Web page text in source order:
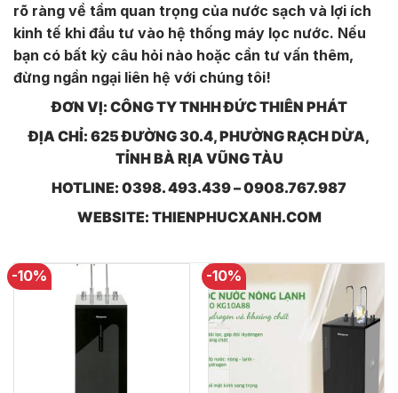
rõ ràng về tầm quan trọng của nước sạch và lợi ích
kinh tế khi đầu tư vào hệ thống máy lọc nước. Nếu
bạn có bất kỳ câu hỏi nào hoặc cần tư vấn thêm,
đừng ngần ngại liên hệ với chúng tôi!
ĐƠN VỊ: CÔNG TY TNHH ĐỨC THIÊN PHÁT
ĐỊA CHỈ: 625 ĐƯỜNG 30.4, PHƯỜNG RẠCH DỪA,
TỈNH BÀ RỊA VŨNG TÀU
HOTLINE: 0398. 493.439 – 0908.767.987
WEBSITE: THIENPHUCXANH.COM
-10% -10%